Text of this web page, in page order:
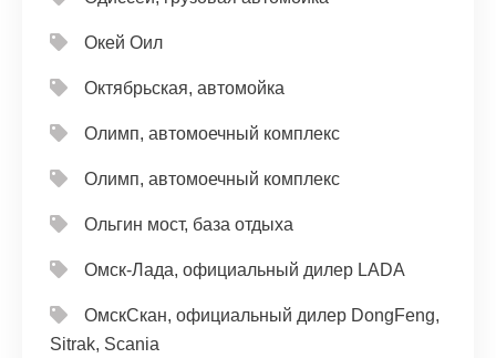
Окей Оил
Октябрьская, автомойка
Олимп, автомоечный комплекс
Олимп, автомоечный комплекс
Ольгин мост, база отдыха
Омск-Лада, официальный дилер LADA
ОмскСкан, официальный дилер DongFeng,
Sitrak, Scania